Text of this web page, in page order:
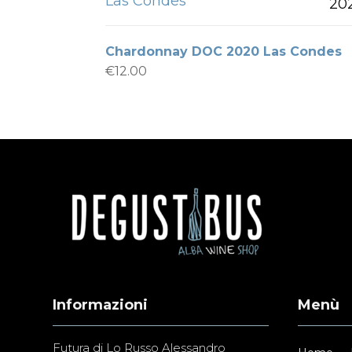
Chardonnay DOC 2020 Las Condes
€12.00
Informazioni
Futura di Lo Russo Alessandro
Menù